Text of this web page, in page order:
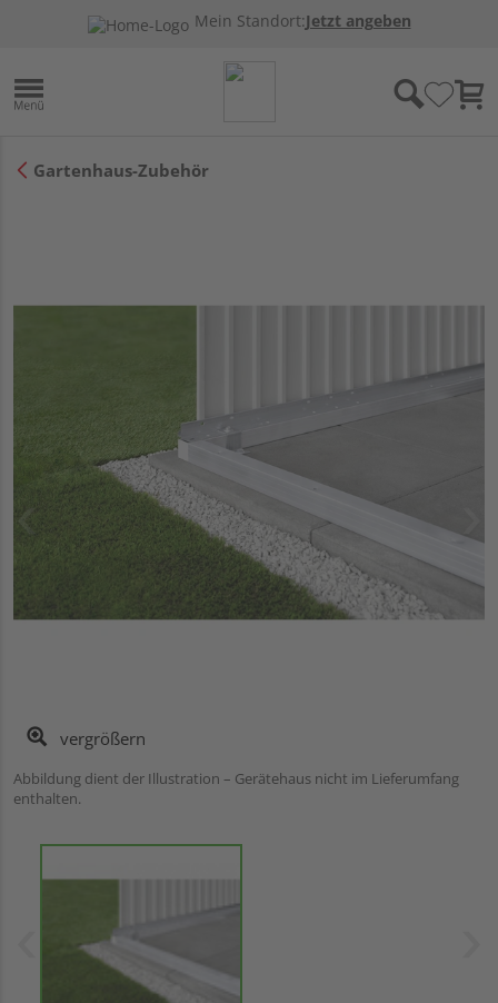
Mein Standort:Jetzt angeben
Gartenhaus-Zubehör
vergrößern
Abbildung dient der Illustration – Gerätehaus nicht im Lieferumfang
enthalten.